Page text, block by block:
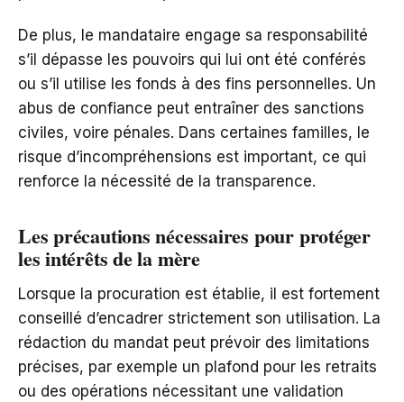
De plus, le mandataire engage sa responsabilité
s’il dépasse les pouvoirs qui lui ont été conférés
ou s’il utilise les fonds à des fins personnelles. Un
abus de confiance peut entraîner des sanctions
civiles, voire pénales. Dans certaines familles, le
risque d’incompréhensions est important, ce qui
renforce la nécessité de la transparence.
Les précautions nécessaires pour protéger
les intérêts de la mère
Lorsque la procuration est établie, il est fortement
conseillé d’encadrer strictement son utilisation. La
rédaction du mandat peut prévoir des limitations
précises, par exemple un plafond pour les retraits
ou des opérations nécessitant une validation